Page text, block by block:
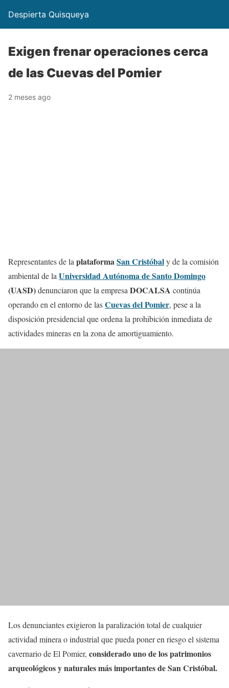
Despierta Quisqueya
Exigen frenar operaciones cerca
de las Cuevas del Pomier
2 meses ago
Representantes de laplataformaSan Cristóbaly de la comisión
ambiental de laUniversidad Autónoma de Santo Domingo
(UASD)denunciaron que la empresaDOCALSA continúa
operando en el entorno de lasCuevas del Pomier, pese a la
disposición presidencial que ordena la prohibición inmediata de
actividades mineras en la zona de amortiguamiento.
Los denunciantes exigieron la paralización total de cualquier
actividad minera o industrial que pueda poner en riesgo el sistema
cavernario de El Pomier, considerado uno de los patrimonios
arqueológicos y naturales más importantes de San Cristóbal.